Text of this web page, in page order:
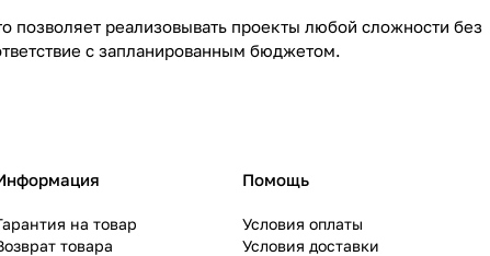
реализовывать проекты любой сложности без
с запланированным бюджетом.
на товар
товара
Помощь
Условия оплаты
Условия доставки